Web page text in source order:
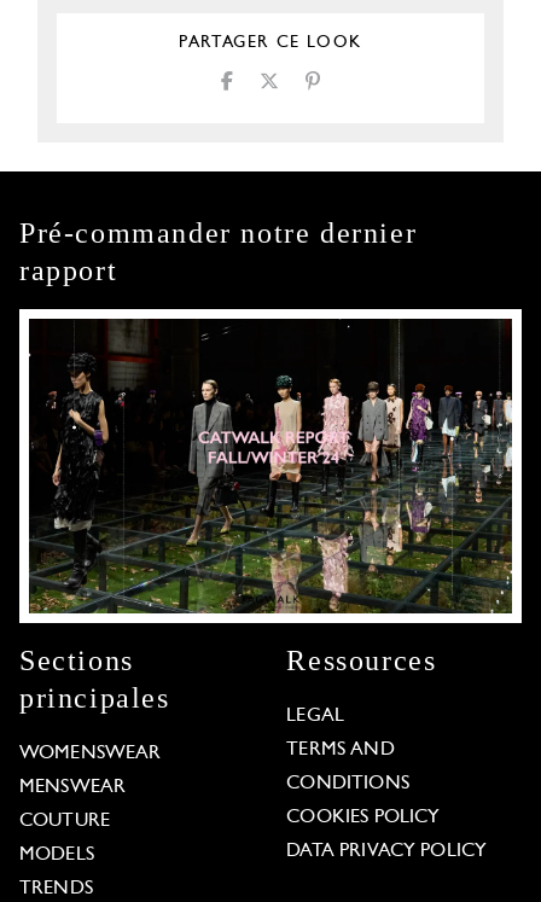
PARTAGER CE LOOK
Pré-commander notre dernier
rapport
Sections
principales
WOMENSWEAR
MENSWEAR
COUTURE
MODELS
TRENDS
Ressources
LEGAL
TERMS AND
CONDITIONS
COOKIES POLICY
DATA PRIVACY POLICY